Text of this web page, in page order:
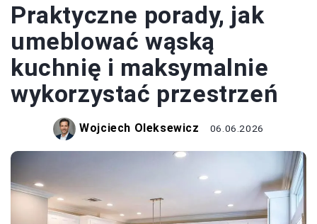
Praktyczne porady, jak
umeblować wąską
kuchnię i maksymalnie
wykorzystać przestrzeń
Wojciech Oleksewicz 06.06.2026